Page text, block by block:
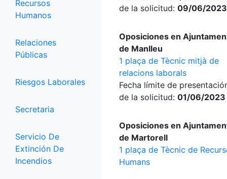
Recursos
Humanos
Relaciones
Públicas
Riesgos Laborales
Secretaria
Servicio De
Extinción De
Incendios
de la solicitud: 09/06/2023
Oposiciones en
de Manlleu
1 plaça de Tècnic mitjà de
relacions laborals
Fecha límite de
de la solicitud: 01/06/2023
Oposiciones en
de Martorell
1 plaça de Tècnic de
Humans